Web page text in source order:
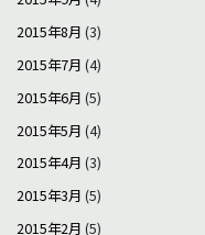
2015年8月 (3)
2015年7月 (4)
2015年6月 (5)
2015年5月 (4)
2015年4月 (3)
2015年3月 (5)
2015年2月 (5)